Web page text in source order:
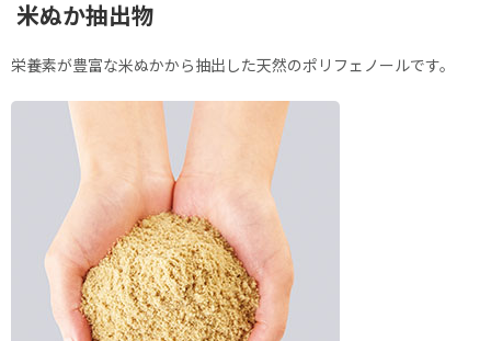
米ぬか抽出物
栄養素が豊富な米ぬかから抽出した天然のポリフェノールです。